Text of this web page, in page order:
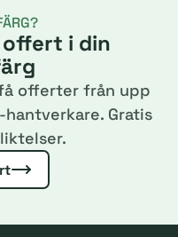
i din
offerter från upp
Gratis